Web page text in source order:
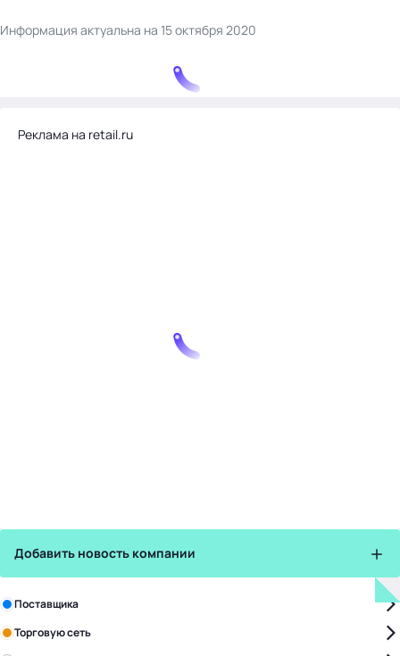
Информация актуальна на 15 октября 2020
Реклама на retail.ru
Добавить новость компании
Зарегистрируйте в бизнес-центре:
Поставщика
Торговую сеть